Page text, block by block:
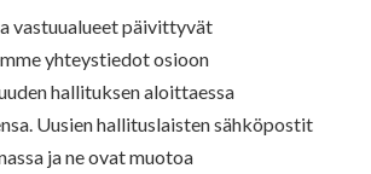
vastuualueet päivittyvät
yhteystiedot osioon
hallituksen aloittaessa
Uusien hallituslaisten sähköpostit
ja ne ovat muotoa